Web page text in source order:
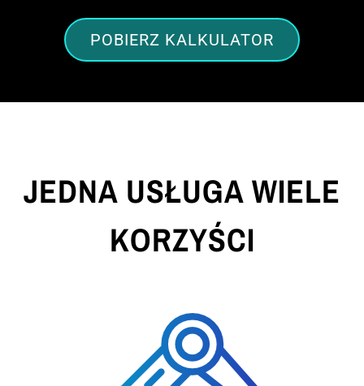
POBIERZ KALKULATOR
JEDNA USŁUGA WIELE
KORZYŚCI